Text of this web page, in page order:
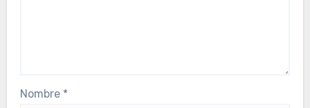
Nombre *